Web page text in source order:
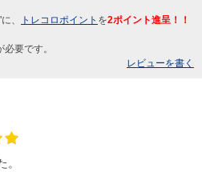
、 トレコロポイント を2ポイント進呈！！
必要です。
レビューを書く